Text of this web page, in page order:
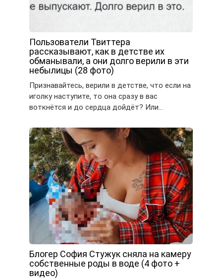
Пользователи Твиттера
рассказывают, как в детстве их
обманывали, а они долго верили в эти
небылицы (28 фото)
Признавайтесь, верили в детстве, что если на
иголку наступите, то она сразу в вас
воткнётся и до сердца дойдёт? Или…
Блогер София Стужук сняла на камеру
собственные роды в воде (4 фото +
видео)